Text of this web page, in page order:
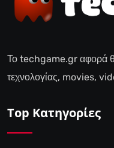
Το techgame.gr αφορά
τεχνολογίας, movies,
Top Κατηγορίες